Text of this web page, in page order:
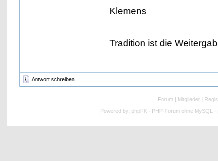
Klemens
Tradition ist die
Antwort schreiben
Forum | Mitglieder |
Powered by: phpFK - PHP-Forum ohne MySQL -